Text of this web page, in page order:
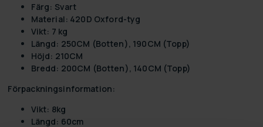
Färg: Svart
Material: 420D Oxford-tyg
Vikt: 7 kg
Längd: 250CM (Botten), 190CM (Topp)
Höjd: 210CM
Bredd: 200CM (Botten), 140CM (Topp)
Förpackningsinformation:
Vikt: 8kg
Längd: 60cm